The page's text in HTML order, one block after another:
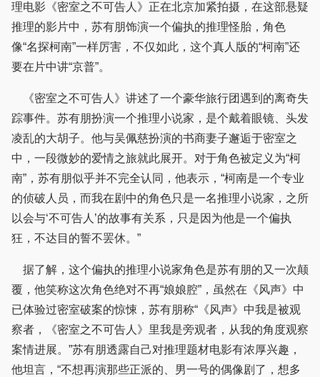
理电影《密室之不可告人》正在北京加紧拍摄，在这部悬疑
推理的影片中，苏有朋饰演一个偏执的推理怪胎，角色
像“名探柯南”一样厉害，不仅如此，这个真人版的“柯南”还
要在片中讲“京普”。
《密室之不可告人》讲述了一个豪华旅行团遇到的离奇失
踪事件。苏有朋扮演一个推理小说家，是个戴着眼镜、头发
凌乱的大胡子。他与吴佩慈扮演的书商妻子邂逅于密室之
中，一段微妙的爱情之旅就此展开。对于角色被定义为“柯
南”，苏有朋似乎并不完全认同，他表示，“柯南是一个专业
的侦破人员，而我在剧中的角色只是一名推理小说家，之所
以会与‘不可告人’的故事有关系，只是因为他是一个偏执
狂，不达目的誓不罢休。”
据了解，这个偏执的推理小说家角色是苏有朋的又一次颠
覆，他笑称这次角色绝对不再“娘娘腔”，虽然在《风声》中
已体验过密室破案的惊悚，苏有朋称“《风声》中我是被观
察者，《密室之不可告人》里我是旁观者，从我的角度观察
案情进展。”苏有朋透露自己对推理题材电影有浓厚兴趣，
他坦言，“不想再演那些正派的、男一号的偶像剧了，想多